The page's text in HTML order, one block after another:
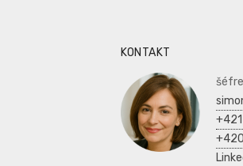
KONTAKT